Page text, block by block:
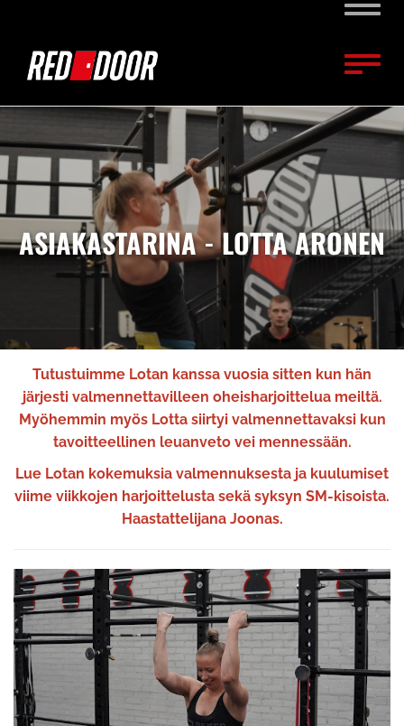
ASIAKASTARINA - LOTTA ARONEN
Tutustuimme Lotan kanssa vuosia sitten kun hän
järjesti valmennettavilleen oheisharjoittelua meiltä.
Myöhemmin myös Lotta siirtyi valmennettavaksi kun
tavoitteellinen leuanveto vei mennessään.
Lue Lotan kokemuksia valmennuksesta ja kuulumiset
viime viikkojen harjoittelusta sekä syksyn SM-kisoista.
Haastattelijana Joonas.